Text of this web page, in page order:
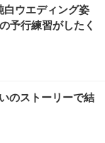
ワイト)
チェア 肘なし メ
き 腰サポート ガ
ター付き コンパク
テレワーク 在宅
】GRAPHT THE S
ゲーミン
量子ドット 残
ーカー)
超厚型 お徳用 レギ
定】
ウエディング姿
予行練習がしたく
のストーリーで結